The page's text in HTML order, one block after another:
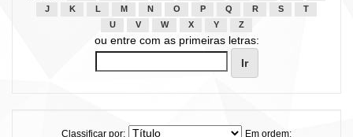
J
K L M N O P Q R S
T
U
V W X Y Z
ou entre com as primeiras letras:
Classificar por:
Em ordem: